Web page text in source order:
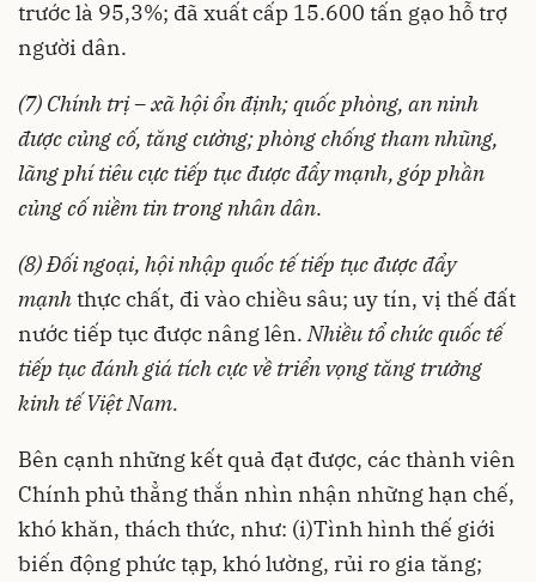
trước là 95,3%; đã xuất cấp 15.600 tấn gạo hỗ trợ
người dân.
(7) Chính trị – xã hội ổn định; quốc phòng, an ninh
được củng cố, tăng cường; phòng chống tham nhũng,
lãng phí tiêu cực tiếp tục được đẩy mạnh, góp phần
củng cố niềm tin trong nhân dân.
(8) Đối ngoại, hội nhập quốc tế tiếp tục được đẩy
mạnhthực chất, đi vào chiều sâu; uy tín, vị thế đất
nước tiếp tục được nâng lên.Nhiều tổ chức quốc tế
tiếp tục đánh giá tích cực về triển vọng tăng trưởng
kinh tế Việt Nam.
Bên cạnh những kết quả đạt được, các thành viên
Chính phủ thẳng thắn nhìn nhận những hạn chế,
khó khăn, thách thức, như: (i)Tình hình thế giới
biến động phức tạp, khó lường, rủi ro gia tăng;